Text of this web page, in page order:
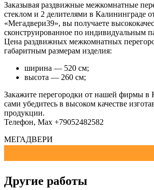
Заказывая раздвижные межкомнатные
стеклом и 2 делителями в Калининграде
«Мегадвери39», вы получаете
сконструированное по индивидуальным
Цена раздвижных межкомнатных
габаритным размерам изделия:
ширина — 520 см;
высота — 260 см;
Закажите перегородки от нашей фирмы в
сами убедитесь в высоком качестве
продукции.
Телефон, Мах +79052482582
МЕГАДВЕРИ
Другие работы